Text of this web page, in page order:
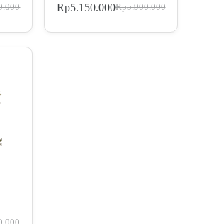
Rp5.900.000
Rp5.150.000